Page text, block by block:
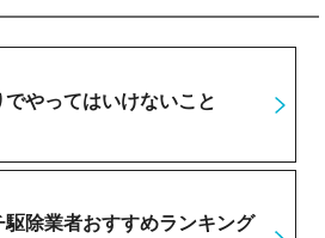
やってはいけないこと
除業者おすすめランキング